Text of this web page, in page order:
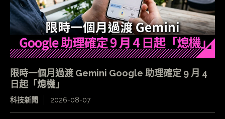
限時一個月過渡 Gemini Google 助理確定 9 月 4
日起「熄機」
科技新聞 2026-08-07